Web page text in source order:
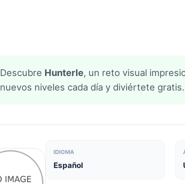
Descubre Hunterle, un reto visual
nuevos niveles cada día y diviértete gratis.
IDIOMA
Español